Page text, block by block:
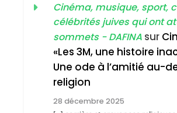
Accords
L’alliance
S’étendre À
D’Amérique
ISRAÉL JUDAISME
5
Meurtrière
Cinéma, musique, sport,
célébrités juives qui ont
sommets - DAFINA sur
«Les 3M, une histoire
Une ode à l’amitié au-
religion
28 décembre 2025